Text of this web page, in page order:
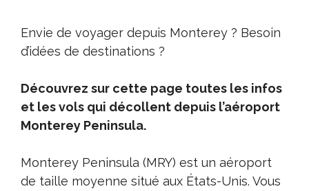
Envie de voyager depuis Monterey ? Besoin
d’idées de destinations ?
Découvrez sur cette page toutes les infos
et les vols qui décollent depuis l’aéroport
Monterey Peninsula.
Monterey Peninsula (MRY) est un aéroport
de taille moyenne situé aux États-Unis. Vous